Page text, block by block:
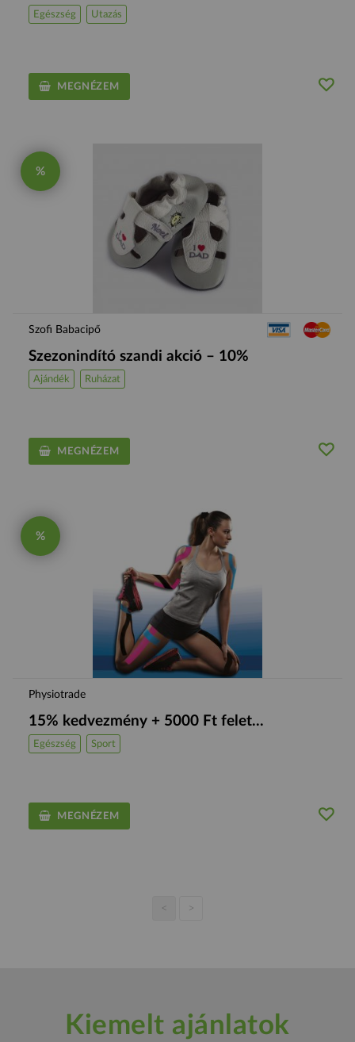
Egészség Utazás
MEGNÉZEM
%
Szofi Babacipő
Szezonindító szandi akció – 10%
Ajándék Ruházat
MEGNÉZEM
%
Physiotrade
15% kedvezmény + 5000 Ft felet...
Egészség Sport
MEGNÉZEM
< >
Kiemelt ajánlatok